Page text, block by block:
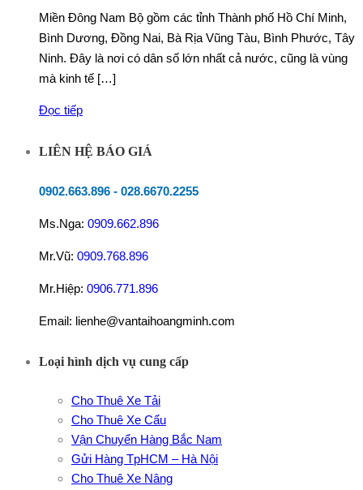
Miền Đông Nam Bộ gồm các tỉnh Thành phố Hồ Chí Minh,
Bình Dương, Đồng Nai, Bà Rịa Vũng Tàu, Bình Phước, Tây
Ninh. Đây là nơi có dân số lớn nhất cả nước, cũng là vùng
mà kinh tế […]
Đọc tiếp
LIÊN HỆ BÁO GIÁ
0902.663.896 - 028.6670.2255
Ms.Nga: 0909.662.896
Mr.Vũ: 0909.768.896
Mr.Hiệp: 0906.771.896
Email: lienhe@vantaihoangminh.com
Loại hình dịch vụ cung cấp
Cho Thuê Xe Tải
Cho Thuê Xe Cẩu
Vận Chuyển Hàng Bắc Nam
Gửi Hàng TpHCM – Hà Nội
Cho Thuê Xe Nâng